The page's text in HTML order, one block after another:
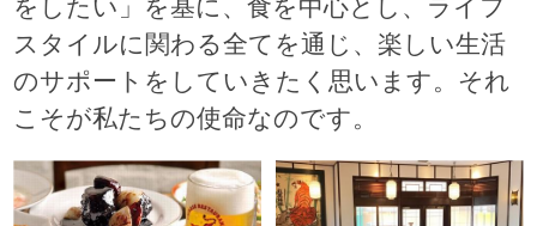
をしたい」を基に、食を中心とし、ライフ
スタイルに関わる全てを通じ、楽しい生活
のサポートをしていきたく思います。それ
こそが私たちの使命なのです。